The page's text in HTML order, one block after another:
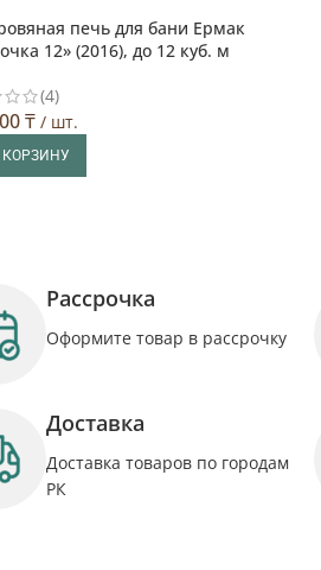
печь для бани Ермак
12» (2016), до 12 куб. м
(4)
₸ / шт.
КОРЗИНУ
Рассрочка
Оформите товар в рассрочку
Доставка
Доставка товаров по городам
РК